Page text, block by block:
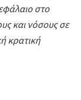
στο
και νόσους σε
κρατική